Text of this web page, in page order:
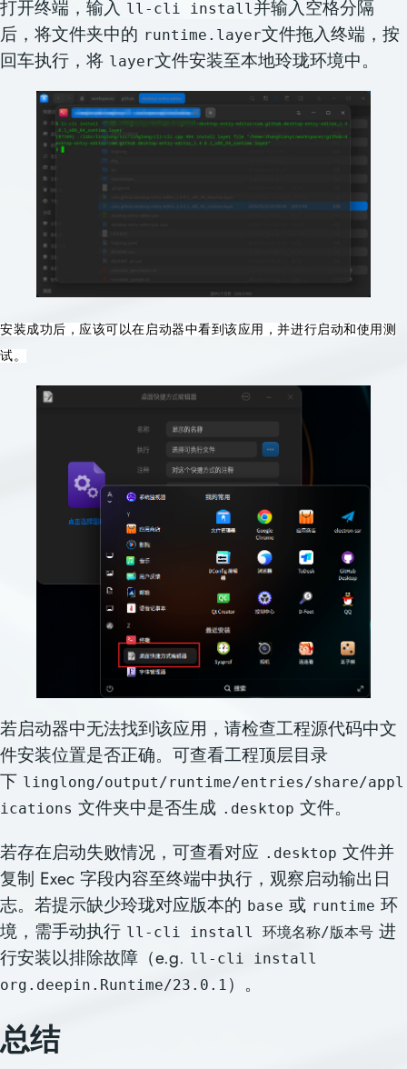
打开终端，输入 ll-cli install并输入空格分隔
后，将文件夹中的 runtime.layer文件拖入终端，按
回车执行，将 layer文件安装至本地玲珑环境中。
安装成功后，应该可以在启动器中看到该应用，并进行启动和使用测
试。
若启动器中无法找到该应用，请检查工程源代码中文
件安装位置是否正确。可查看工程顶层目录
下 linglong/output/runtime/entries/share/appl
ications 文件夹中是否生成 .desktop 文件。
若存在启动失败情况，可查看对应 .desktop 文件并
复制 Exec 字段内容至终端中执行，观察启动输出日
志。若提示缺少玲珑对应版本的 base 或 runtime 环
境，需手动执行 ll-cli install 环境名称/版本号 进
行安装以排除故障（e.g. ll-cli install
org.deepin.Runtime/23.0.1 ）。
总结